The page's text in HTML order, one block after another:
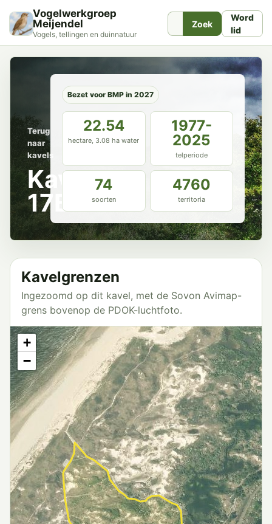
Vogelwerkgroep
Meijendel
Vogels, tellingen en duinnatuur
Zoek
Word
lid
Terug
naar
kavels
Kavel
17B
Bezet voor BMP in 2027
22.54
hectare, 3.08 ha water
1977-
2025
telperiode
74
soorten
4760
territoria
Kavelgrenzen
Ingezoomd op dit kavel, met de Sovon Avimap-
grens bovenop de PDOK-luchtfoto.
+
−